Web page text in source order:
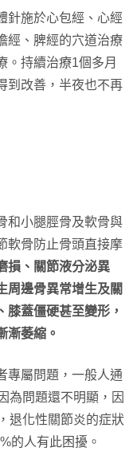
針施於心包經、心經
經、脾經的穴道治療
。持續治療1個多月
到改善，半夜也不再
和小腿脛骨及軟骨與
軟骨防止骨頭直接摩
損、關節液分泌異
周邊骨異常增生及關
膝蓋僵硬甚至變形，
漸萎縮。
專屬問題，一般人通
為問題還不明顯，因
退化性關節炎的症狀
的人有此困擾。